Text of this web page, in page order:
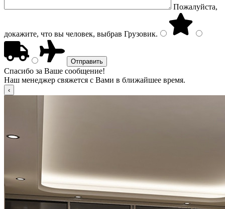
Пожалуйста,
докажите, что вы человек, выбрав Грузовик.
Спасибо за Ваше сообщение!
Наш менеджер свяжется с Вами в ближайшее время.